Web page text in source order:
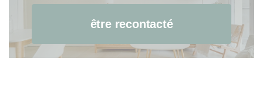
être recontacté